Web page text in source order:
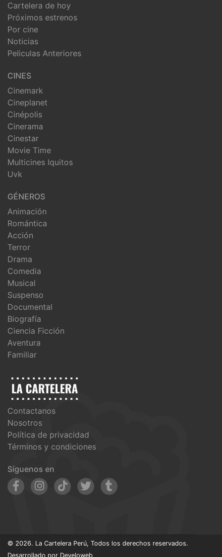
Cartelera de hoy
Próximos estrenos
Por cine
Noticias
Peliculas Anteriores
CINES
Cinemark
Cineplanet
Cinépolis
Cinerama
Cinestar
Movie Time
Multicines Iquitos
Uvk
GÉNEROS
Animación
Romántica
Acción
Terror
Drama
Comedia
Musical
Suspenso
Documental
Biografía
Ciencia Ficción
Aventura
Familiar
Contactanos
Nosotros
Política de privacidad
Términos y condiciones
Síguenos en
© 2026. La Cartelera Perú, Todos los derechos reservados.
Desarrollado por Develoweb